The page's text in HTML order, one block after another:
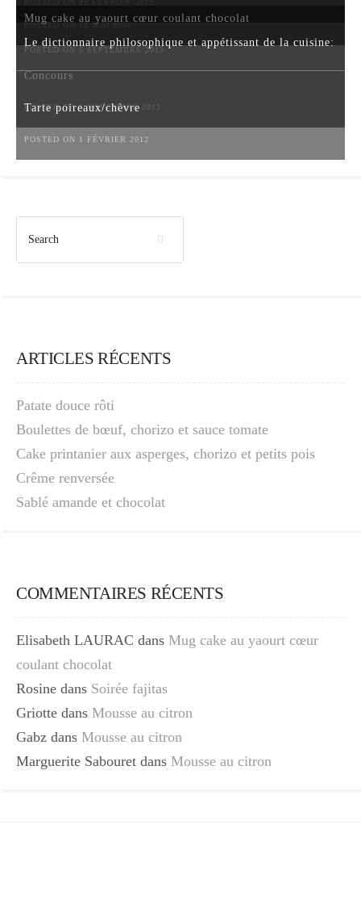
POSTED ON 18 MAI 2012
Mug cake au yaourt cœur coulant chocolat
POSTED ON 5 SEPTEMBRE 2013
Le dictionnaire philosophique et appétissant de la cuisine:
Concours
POSTED ON 6 NOVEMBRE 2012
Tarte poireaux/chèvre
POSTED ON 1 FÉVRIER 2012
ARTICLES RÉCENTS
Patate douce rôti
Boulettes de bœuf, chorizo et sauce tomate
Cake printanier aux asperges, chorizo et petits pois
Crême renversée
Sablé amande et chocolat
COMMENTAIRES RÉCENTS
Elisabeth LAURAC dans Mug cake au yaourt cœur
coulant chocolat
Rosine dans Soirée fajitas
Griotte dans Mousse au citron
Gabz dans Mousse au citron
Marguerite Sabouret dans Mousse au citron